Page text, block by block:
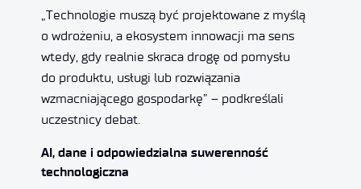
„Technologie muszą być projektowane z myślą
o wdrożeniu, a ekosystem innowacji ma sens
wtedy, gdy realnie skraca drogę od pomysłu
do produktu, usługi lub rozwiązania
wzmacniającego gospodarkę” – podkreślali
uczestnicy debat.
AI, dane i odpowiedzialna suwerenność
technologiczna